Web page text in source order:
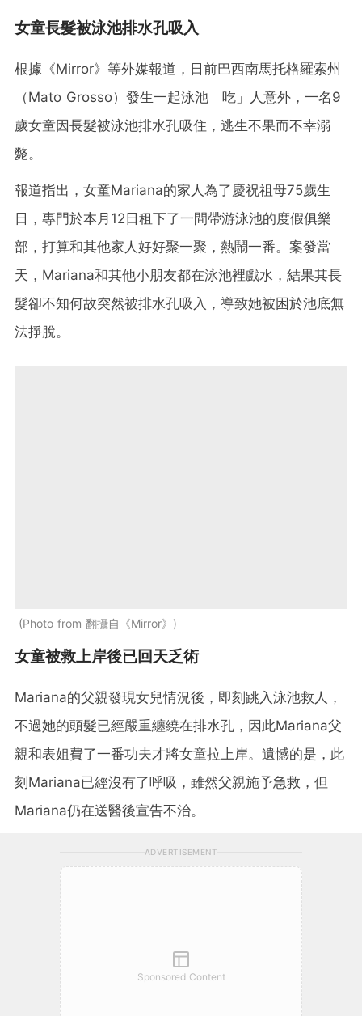
女童長髮被泳池排水孔吸入
根據《Mirror》等外媒報道，日前巴西南馬托格羅索州
（Mato Grosso）發生一起泳池「吃」人意外，一名9
歲女童因長髮被泳池排水孔吸住，逃生不果而不幸溺
斃。
報道指出，女童Mariana的家人為了慶祝祖母75歲生
日，專門於本月12日租下了一間帶游泳池的度假俱樂
部，打算和其他家人好好聚一聚，熱鬧一番。案發當
天，Mariana和其他小朋友都在泳池裡戲水，結果其長
髮卻不知何故突然被排水孔吸入，導致她被困於池底無
法掙脫。
Photo from 翻攝自《Mirror》
女童被救上岸後已回天乏術
Mariana的父親發現女兒情況後，即刻跳入泳池救人，
不過她的頭髮已經嚴重纏繞在排水孔，因此Mariana父
親和表姐費了一番功夫才將女童拉上岸。遺憾的是，此
刻Mariana已經沒有了呼吸，雖然父親施予急救，但
Mariana仍在送醫後宣告不治。
ADVERTISEMENT
Sponsored Content